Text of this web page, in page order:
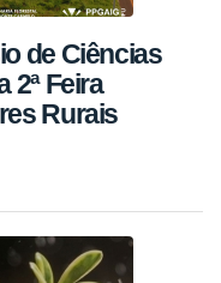
de Ciências
2ª Feira
Rurais